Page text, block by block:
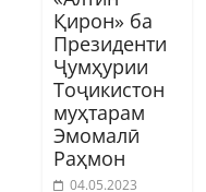
Қирон» ба
Президенти
Ҷумҳурии
Тоҷикистон
муҳтарам
Эмомалӣ
Раҳмон
04.05.2023